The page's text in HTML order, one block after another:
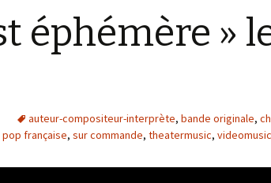
éphémère »
auteur-compositeur-interprète, bande originale,
pop française, sur commande, theatermusic, videomusic